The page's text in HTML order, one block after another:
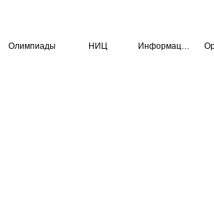
Олимпиады НИЦ